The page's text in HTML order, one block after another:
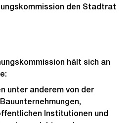
den Stadtrat
hält sich an
unter anderem von der
Institutionen und